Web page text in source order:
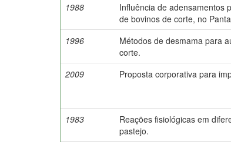
1988
Influência de adensamentos
de bovinos de corte, no
1996
Métodos de desmama para
corte.
2009 Proposta corporativa para
1983
Reações fisiológicas em
pastejo.